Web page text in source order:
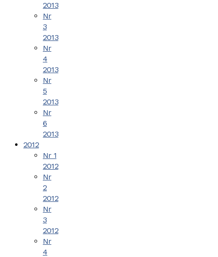
2013
Nr
3
2013
Nr
4
2013
Nr
5
2013
Nr
6
2013
2012
Nr 1
2012
Nr
2
2012
Nr
3
2012
Nr
4